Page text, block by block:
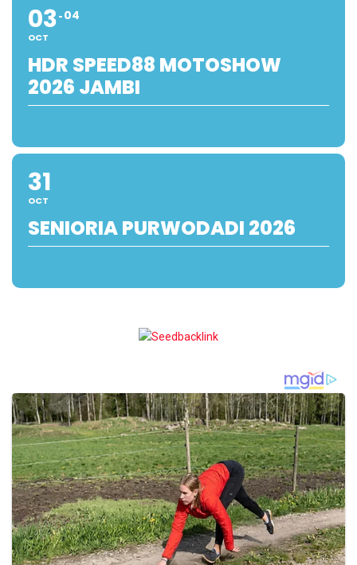
03
OCT
04
HDR SPEED88 MOTOSHOW
2026 JAMBI
31
OCT
SENIORIA PURWODADI 2026